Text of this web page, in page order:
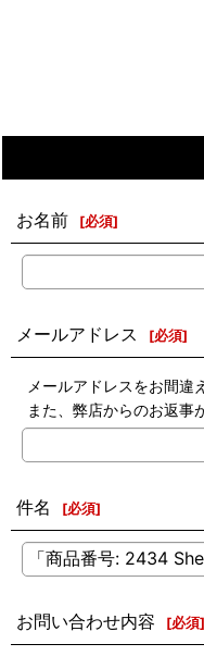
お名前 [必須]
メールアドレス [必須]
メールアドレスをお間違
また、弊店からのお返事
件名 [必須]
お問い合わせ内容 [必須]